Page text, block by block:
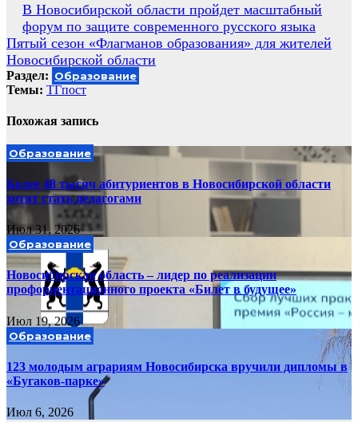
Навигация
по
записям
В Новосибирской области пройдет масштабный
форум по защите современного русского языка
Пятый сезон «Флагманов образования» для жителей
Новосибирской области
Раздел: Образование
Темы: ТГпост
Похожая запись
Образование
Более 48 тысяч абитуриентов в Новосибирской области
хотят стать педагогами
Июл 31, 2026
Образование
Новосибирская область – лидер по реализации
профориентационного проекта «Билет в будущее»
Июл 19, 2026
Образование
123 молодым аграриям Новосибирска вручили дипломы в
«Бугаков-парке»
Июл 6, 2026